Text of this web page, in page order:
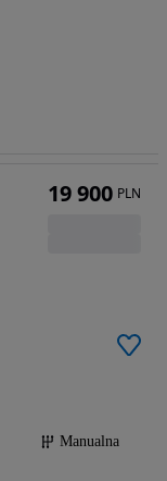
Manualna
19 900 PLN